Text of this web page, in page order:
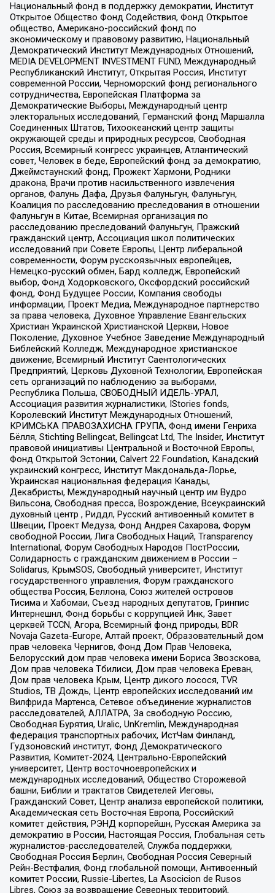
Национальный фонд в поддержку демократии, Институт
Открытое Общество Фонд Содействия, Фонд Открытое
общество, Американо-российский фонд по
экономическому и правовому развитию, Национальный
Демократический Институт Международных Отношений,
MEDIA DEVELOPMENT INVESTMENT FUND, Международный
Республиканский Институт, Открытая Россия, Институт
современной России, Черноморский фонд регионального
сотрудничества, Европейская Платформа за
Демократические Выборы, Международный центр
электоральных исследований, Германский фонд Маршалла
Соединенных Штатов, Тихоокеанский центр защиты
окружающей среды и природных ресурсов, Свободная
Россия, Всемирный конгресс украинцев, Атлантический
совет, Человек в беде, Европейский фонд за демократию,
Джеймстаунский фонд, Прожект Хармони, Родники
дракона, Врачи против насильственного извлечения
органов, Фалунь Дафа, Друзья Фалуньгун, Фалуньгун,
Коалиция по расследованию преследования в отношении
Фалуньгун в Китае, Всемирная организация по
расследованию преследований Фалуньгун, Пражский
гражданский центр, Ассоциация школ политических
исследований при Совете Европы, Центр либеральной
современности, Форум русскоязычных европейцев,
Немецко-русский обмен, Бард колледж, Европейский
выбор, Фонд Ходорковского, Оксфордский российский
фонд, Фонд Будущее России, Компания свободы
информации, Проект Медиа, Международное партнерство
за права человека, Духовное Управление Евангельских
Христиан Украинской Христианской Церкви, Новое
Поколение, Духовное Учебное Заведение Международный
Библейский Колледж, Международное христианское
движение, Всемирный Институт Саентологических
Предприятий, Церковь Духовной Технологии, Европейская
сеть организаций по наблюдению за выборами,
Республика Польша, СВОБОДНЫЙ ИДЕЛЬ-УРАЛ,
Ассоциация развития журналистики, IStories fonds,
Королевский Институт Международных Отношений,
КРИМСЬКА ПРАВОЗАХИСНА ГРУПА, Фонд имени Генриха
Бёлля, Stichting Bellingcat, Bellingcat Ltd, The Insider, Институт
правовой инициативы Центральной и Восточной Европы,
Фонд Открытой Эстонии, Calvert 22 Foundation, Канадский
украинский конгресс, Институт Макдональда-Лорье,
Украинская национальная федерация Канады,
Декабристы, Международный научный центр им Вудро
Вильсона, Свободная пресса, Возрождение, Всеукраинский
духовный центр , Риддл, Русский антивоенный комитет в
Швеции, Проект Медуза, Фонд Андрея Сахарова, Форум
свободной России, Лига Свободных Наций, Transparеncy
International, Форум Свободных Народов ПостРоссии,
Солидарность с гражданским движением в России –
Solidarus, КрымSOS, Свободный университет, Институт
государственного управления, Форум гражданского
общества Россия, Беллона, Союз жителей островов
Тисима и Хабомаи, Съезд народных депутатов, Гринпис
Интернешнл, Фонд борьбы с коррупцией Инк, Завет
церквей TCCN, Агора, Всемирный фонд природы, BDR
Novaja Gazeta-Europe, Алтай проект, Образовательный дом
прав человека Чернигов, Фонд Дом Прав Человека,
Белорусский дом прав человека имени Бориса Звозскова,
Дом прав человека Тбилиси, Дом прав человека Ереван,
Дом прав человека Крым, Центр дикого лосося, TVR
Studios, ТВ Дождь, Центр европейских исследований им
Вилфрида Мартенса, Сетевое объединение журналистов
расследователей, АЛЛАТРА, За свободную Россию,
Свободная Бурятия, Uralic, UnKremlin, Международная
федерация транспортных рабочих, ИстЧам Финланд,
Гудзоновский институт, Фонд Демократического
Развития, Комитет-2024, Центрально-Европейский
университет, Центр восточноевропейских и
международных исследований, Общество Сторожевой
башни, Библии и трактатов Свидетелей Иеговы,
Гражданский Совет, Центр анализа европейской политики,
Академическая сеть Восточная Европа, Российский
комитет действия, РЭНД корпорейшн, Русская Америка за
демократию в России, Настоящая Россия, Глобальная сеть
журналистов-расследователей, Служба поддержки,
Свободная Россия Берлин, Свободная Россия Северный
Рейн-Вестфалия, Фонд глобальной помощи, Антивоенный
комитет России, Russie-Libertes, La Asocicion de Rusos
Libres, Союз за возвращение Северных территорий,